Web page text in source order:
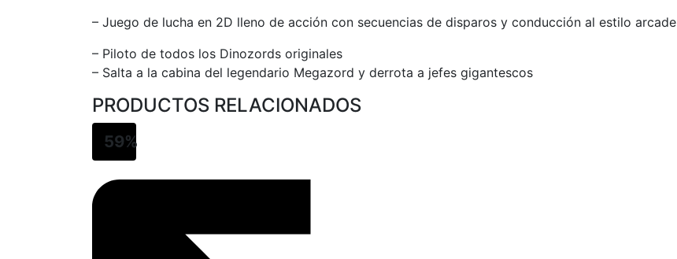
– Juego de lucha en 2D lleno de acción con secuencias de disparos y conducción al estilo arcade
– Piloto de todos los Dinozords originales
– Salta a la cabina del legendario Megazord y derrota a jefes gigantescos
PRODUCTOS RELACIONADOS
59%